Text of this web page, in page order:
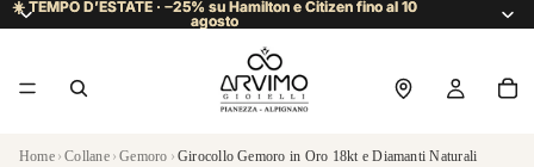
☀️ TEMPO D’ESTATE · −25% su Hamilton e Citizen fino al 10
agosto
☀️ TEMPO D’ESTATE · −25% su Hamilton e Citizen fino al 10
agosto
Home › Collane › Gemoro › Girocollo Gemoro in Oro 18kt e Diamanti Naturali